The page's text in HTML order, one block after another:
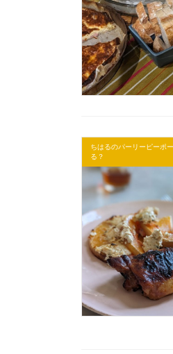
ちはるのパーリーピーポ
る？